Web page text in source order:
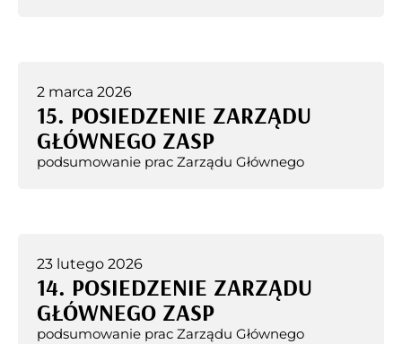
2 marca 2026
15. POSIEDZENIE ZARZĄDU
GŁÓWNEGO ZASP
podsumowanie prac Zarządu Głównego
23 lutego 2026
14. POSIEDZENIE ZARZĄDU
GŁÓWNEGO ZASP
podsumowanie prac Zarządu Głównego